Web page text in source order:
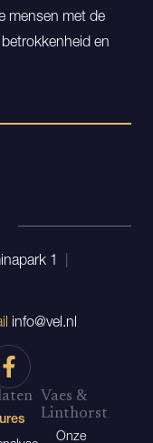
mensen met de
en
1
info@vel.nl
Vaes &
Linthorst
Onze